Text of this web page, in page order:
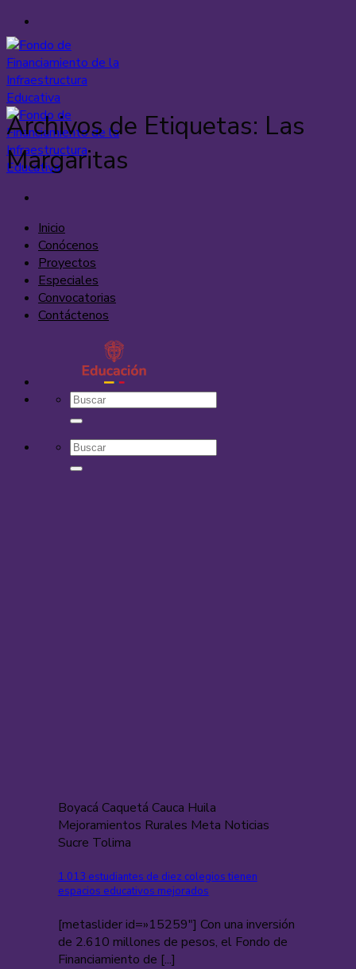
Saltar
al
contenido
Inicio
Conócenos
Proyectos
Especiales
Convocatorias
Contáctenos
Archivos de Etiquetas: Las
Margaritas
Boyacá Caquetá Cauca Huila
Mejoramientos Rurales Meta Noticias
Sucre Tolima
1.013 estudiantes de diez colegios tienen
espacios educativos mejorados
[metaslider id=»15259″] Con una inversión
de 2.610 millones de pesos, el Fondo de
Financiamiento de [...]